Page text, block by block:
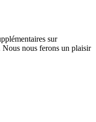
sur
Nous nous ferons un plaisir